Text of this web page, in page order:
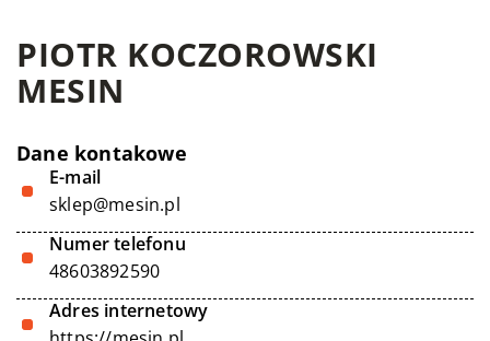
PIOTR KOCZOROWSKI
MESIN
Dane kontakowe
E-mail
sklep@mesin.pl
Numer telefonu
48603892590
Adres internetowy